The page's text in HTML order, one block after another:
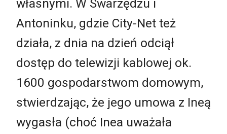
własnymi. W Swarzędzu i
Antoninku, gdzie City-Net też
działa, z dnia na dzień odciął
dostęp do telewizji kablowej ok.
1600 gospodarstwom domowym,
stwierdzając, że jego umowa z Ineą
wygasła (choć Inea uważała